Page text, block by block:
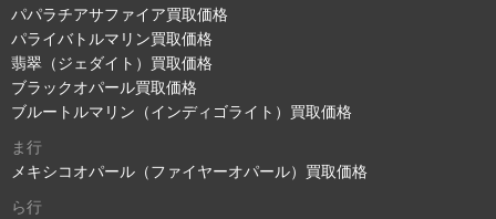
パパラチアサファイア買取価格
パライバトルマリン買取価格
翡翠（ジェダイト）買取価格
ブラックオパール買取価格
ブルートルマリン（インディゴライト）買取価格
ま行
メキシコオパール（ファイヤーオパール）買取価格
ら行